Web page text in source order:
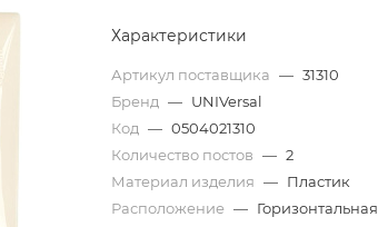
Характеристики
Артикул поставщика — 31310
Бренд — UNIVersal
Код — 0504021310
Количество постов — 2
Материал изделия — Пластик
Расположение — Горизонтальная